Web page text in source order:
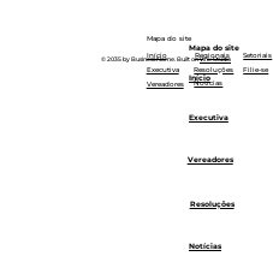
© 2035 by Business Name. Built onWix Studio
Mapa do site
Início Regionais
Setoriais
Executiva
Resoluções
Filie-se
Vereadores
Notícias
Executiva
Início
Mapa do site
Vereadores
Notícias
Resoluções